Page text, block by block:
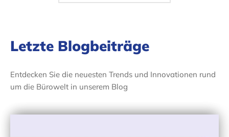
Letzte Blogbeiträge
Entdecken Sie die neuesten Trends und Innovationen rund
um die Bürowelt in unserem Blog